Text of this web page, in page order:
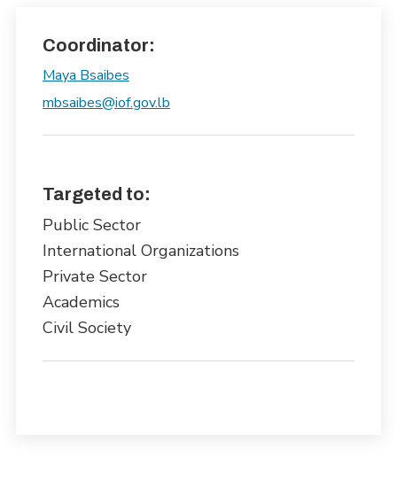
Coordinator:
Maya Bsaibes
mbsaibes@iof.gov.lb
Targeted to:
Public Sector
International Organizations
Private Sector
Academics
Civil Society